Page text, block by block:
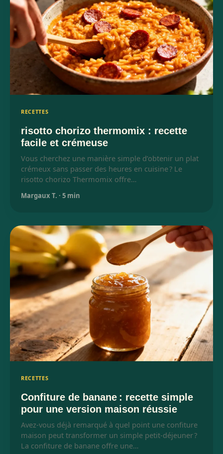
RECETTES
risotto chorizo thermomix : recette
facile et crémeuse
Vous cherchez une manière simple d’obtenir un plat
crémeux sans passer des heures en cuisine ? Le
risotto chorizo Thermomix offre…
Margaux T. · 5 min
RECETTES
Confiture de banane : recette simple
pour une version maison réussie
Avez-vous déjà remarqué à quel point une confiture
maison peut transformer un simple petit-déjeuner ?
La confiture de banane offre une…